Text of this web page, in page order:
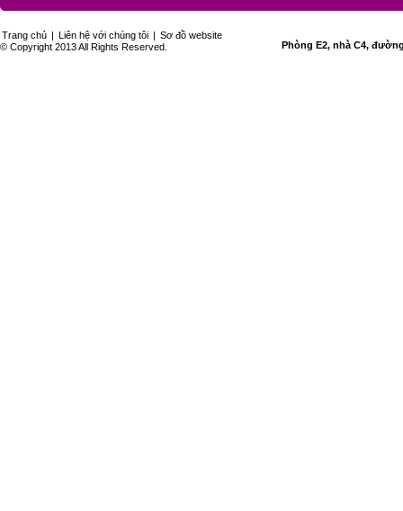
Trang chủ | Liên hệ với chúng tôi | Sơ đồ website
© Copyright 2013 All Rights Reserved.
Phòng E2, nhà C4,